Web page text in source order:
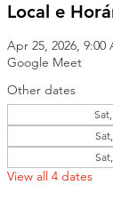
Local e
Apr 25, 2026, 9:00
Google Meet
Other dates
View all 4 dates